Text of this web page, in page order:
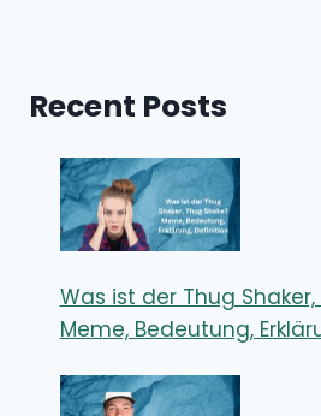
Recent Posts
Was ist der Thug
Meme, Bedeutung,